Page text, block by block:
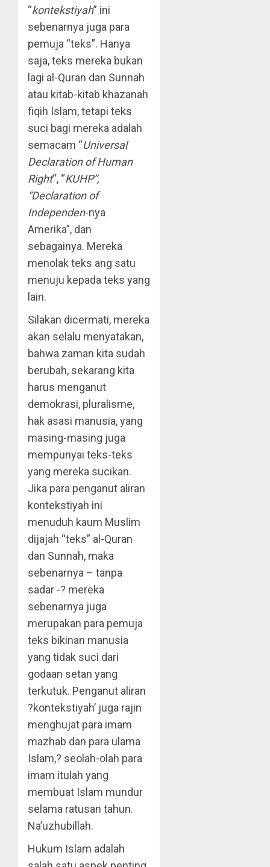
“kontekstiyah” ini
sebenarnya juga para
pemuja “teks”. Hanya
saja, teks mereka bukan
lagi al-Quran dan Sunnah
atau kitab-kitab khazanah
fiqih Islam, tetapi teks
suci bagi mereka adalah
semacam “Universal
Declaration of Human
Right“, “KUHP”,
“Declaration of
Independen-nya
Amerika”, dan
sebagainya. Mereka
menolak teks ang satu
menuju kepada teks yang
lain.
Silakan dicermati, mereka
akan selalu menyatakan,
bahwa zaman kita sudah
berubah, sekarang kita
harus menganut
demokrasi, pluralisme,
hak asasi manusia, yang
masing-masing juga
mempunyai teks-teks
yang mereka sucikan.
Jika para penganut aliran
kontekstiyah ini
menuduh kaum Muslim
dijajah “teks” al-Quran
dan Sunnah, maka
sebenarnya – tanpa
sadar -? mereka
sebenarnya juga
merupakan para pemuja
teks bikinan manusia
yang tidak suci dari
godaan setan yang
terkutuk. Penganut aliran
?kontekstiyah’ juga rajin
menghujat para imam
mazhab dan para ulama
Islam,? seolah-olah para
imam itulah yang
membuat Islam mundur
selama ratusan tahun.
Na’uzhubillah.
Hukum Islam adalah